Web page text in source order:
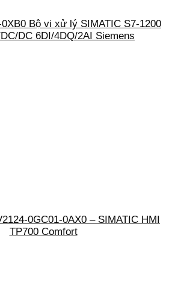
0XB0 Bộ vi xử lý SIMATIC S7-1200
DC 6DI/4DQ/2AI Siemens
0GC01-0AX0 – SIMATIC HMI
TP700 Comfort